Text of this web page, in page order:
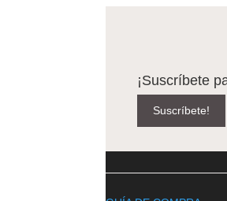
¡Suscríbete
Suscríbete!